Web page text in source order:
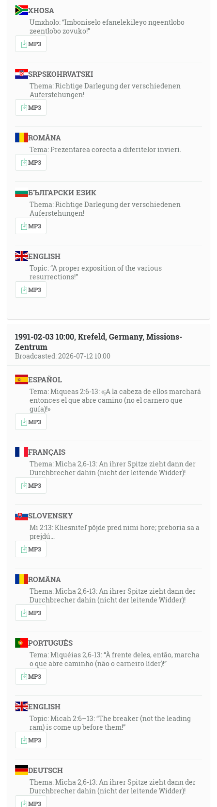
XHOSA
Umxholo: “Imboniselo efanelekileyo ngeentlobo
zeentlobo zovuko!”
MP3
SRPSKOHRVATSKI
Thema: Richtige Darlegung der verschiedenen
Auferstehungen!
MP3
ROMÂNA
Tema: Prezentarea corecta a diferitelor invieri.
MP3
БЪЛГАРСКИ ЕЗИК
Thema: Richtige Darlegung der verschiedenen
Auferstehungen!
MP3
ENGLISH
Topic: “A proper exposition of the various
resurrections!”
MP3
1991-02-03 10:00, Krefeld, Germany, Missions-
Zentrum
Broadcasted: 2026-07-12 10:00
ESPAÑOL
Tema: Miqueas 2:6-13: «¡A la cabeza de ellos marchará
entonces el que abre camino (no el carnero que
guía)!»
MP3
FRANÇAIS
Thema: Micha 2,6-13: An ihrer Spitze zieht dann der
Durchbrecher dahin (nicht der leitende Widder)!
MP3
SLOVENSKY
Mi 2:13: Kliesniteľ pôjde pred nimi hore; preboria sa a
prejdú…
MP3
ROMÂNA
Thema: Micha 2,6-13: An ihrer Spitze zieht dann der
Durchbrecher dahin (nicht der leitende Widder)!
MP3
PORTUGUÊS
Tema: Miquéias 2,6-13: “À frente deles, então, marcha
o que abre caminho (não o carneiro líder)!”
MP3
ENGLISH
Topic: Micah 2:6–13: “The breaker (not the leading
ram) is come up before them!”
MP3
DEUTSCH
Thema: Micha 2,6-13: An ihrer Spitze zieht dann der
Durchbrecher dahin (nicht der leitende Widder)!
MP3